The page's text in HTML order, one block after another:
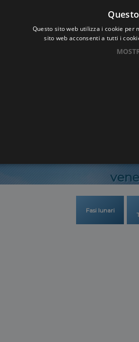
Ora
Fasi lunari
Questo sito web utilizza i cookie
sito web acconsenti a tutti i